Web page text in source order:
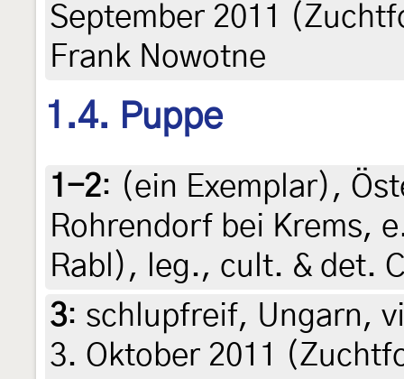
September 2011
Frank Nowotne
1.4. Puppe
1-2: (ein Exemplar),
Rohrendorf bei Krems,
Rabl), leg., cult. & det.
3: schlupfreif, Ungarn,
3. Oktober 2011